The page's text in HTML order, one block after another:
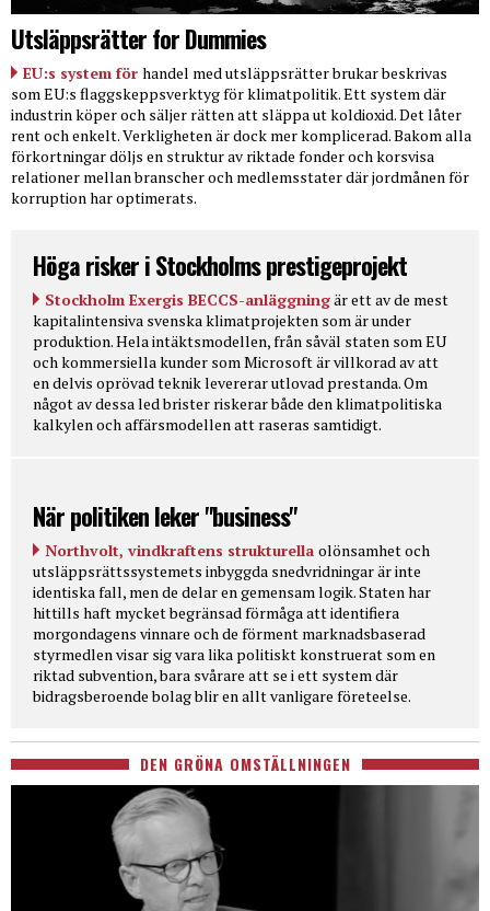
Utsläppsrätter for Dummies
EU:s system för handel med utsläppsrätter brukar beskrivas
som EU:s flaggskeppsverktyg för klimatpolitik. Ett system där
industrin köper och säljer rätten att släppa ut koldioxid. Det låter
rent och enkelt. Verkligheten är dock mer komplicerad. Bakom alla
förkortningar döljs en struktur av riktade fonder och korsvisa
relationer mellan branscher och medlemsstater där jordmånen för
korruption har optimerats.
Höga risker i Stockholms prestigeprojekt
Stockholm Exergis BECCS-anläggningär ett av de mest
kapitalintensiva svenska klimatprojekten som är under
produktion. Hela intäktsmodellen, från såväl staten som EU
och kommersiella kunder som Microsoft är villkorad av att
en delvis oprövad teknik levererar utlovad prestanda. Om
något av dessa led brister riskerar både den klimatpolitiska
kalkylen och affärsmodellen att raseras samtidigt.
När politiken leker "business"
Northvolt, vindkraftens strukturella olönsamhet och
utsläppsrättssystemets inbyggda snedvridningar är inte
identiska fall, men de delar en gemensam logik. Staten har
hittills haft mycket begränsad förmåga att identifiera
morgondagens vinnare och de förment marknadsbaserad
styrmedlen visar sig vara lika politiskt konstruerat som en
riktad subvention, bara svårare att se i ett system där
bidragsberoende bolag blir en allt vanligare företeelse.
DEN GRÖNA OMSTÄLLNINGEN